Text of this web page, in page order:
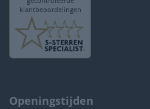
Openingstijden